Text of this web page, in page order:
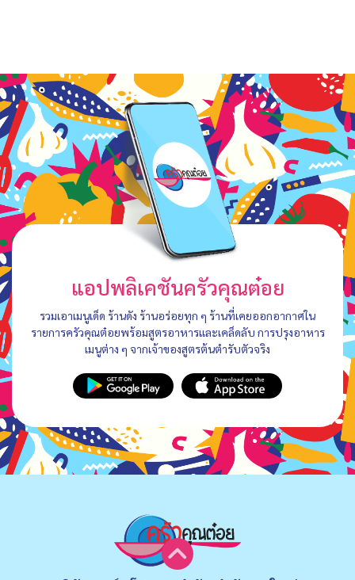
แอปพลิเคชันครัวคุณต๋อย
รวมเอาเมนูเด็ด ร้านดัง ร้านอร่อยทุก ๆ ร้านที่เคยออกอากาศใน
รายการครัวคุณต๋อยพร้อมสูตรอาหารและเคล็ดลับ การปรุงอาหาร
เมนูต่าง ๆ จากเจ้าของสูตรต้นตำรับตัวจริง